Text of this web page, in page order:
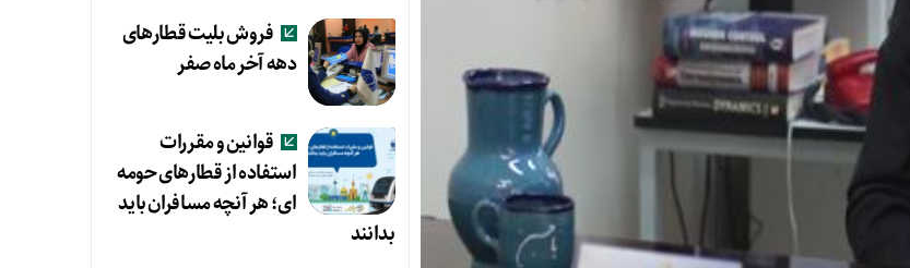
فروش بلیت قطارهای
دهه آخر ماه صفر
قوانین و مقررات
استفاده از قطارهای حومه
ای؛ هر آنچه مسافران باید
بدانند